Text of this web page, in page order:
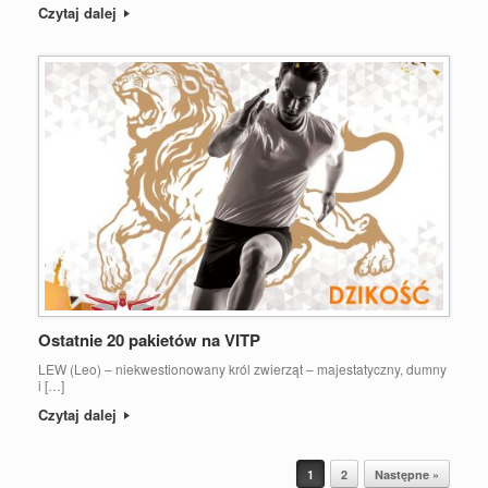
Czytaj dalej
Ostatnie 20 pakietów na VITP
LEW (Leo) – niekwestionowany król zwierząt – majestatyczny, dumny
i […]
Czytaj dalej
1 2 Następne »